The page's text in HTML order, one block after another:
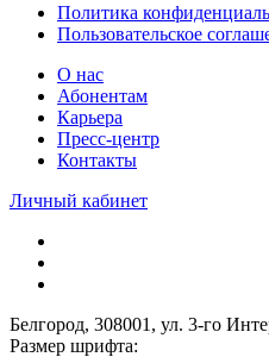
Политика
Пользовательское
О нас
Абонентам
Карьера
Пресс-центр
Контакты
Личный кабинет
Белгород, 308001, ул. 3-го
Размер шрифта: